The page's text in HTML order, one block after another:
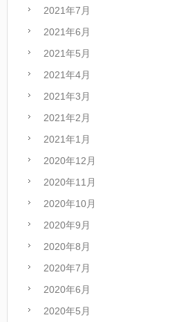
2021年7月
2021年6月
2021年5月
2021年4月
2021年3月
2021年2月
2021年1月
2020年12月
2020年11月
2020年10月
2020年9月
2020年8月
2020年7月
2020年6月
2020年5月